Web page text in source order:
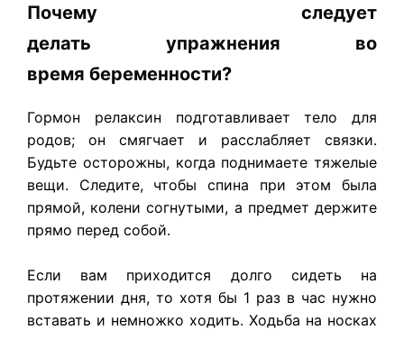
Почему следует
делать упражнения во
время беременности?
Гормон релаксин подготавливает тело для
родов; он смягчает и расслабляет связки.
Будьте осторожны, когда поднимаете тяжелые
вещи. Следите, чтобы спина при этом была
прямой, колени согнутыми, а предмет держите
прямо перед собой.
Если вам приходится долго сидеть на
протяжении дня, то хотя бы 1 раз в час нужно
вставать и немножко ходить. Ходьба на носках